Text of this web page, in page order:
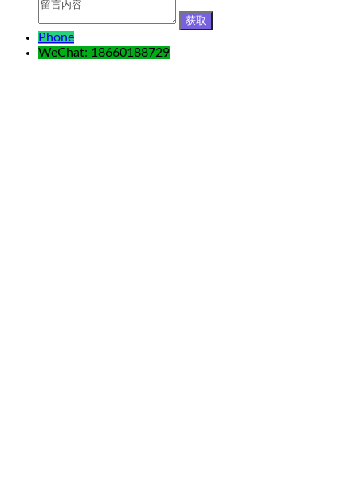
Phone
WeChat: 18660188729